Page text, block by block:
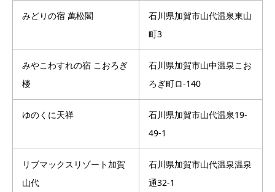
みどりの宿 萬松閣
石川県加賀市山代温泉東山
町3
みやこわすれの宿 こおろぎ
楼
石川県加賀市山中温泉こお
ろぎ町ロ-140
ゆのくに天祥
石川県加賀市山代温泉19-
49-1
リブマックスリゾート加賀
山代
石川県加賀市山代温泉温泉
通32-1